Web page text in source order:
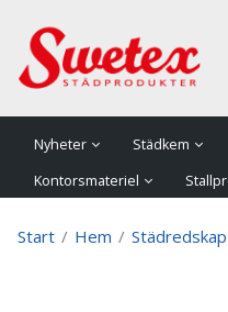
Nyheter Städkem
Kontorsmateriel
Start / Hem / Städredskap